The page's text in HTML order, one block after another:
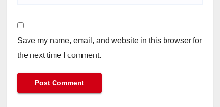
Save my name, email, and website in this browser for
the next time I comment.